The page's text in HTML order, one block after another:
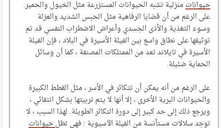
حيوانات منزلية تشبه الحيوانات المستزرعة مثل الخيول والحمير.
على الرغم من أن قضايا الرفاهية مثل الحبس الشديد والعزلة
وسوء التغذية والأذى الجسدي وأعراض الاضطراب النفسي قد تم
توثيقها على نطاق واسع بين الفيلة الأسيرة في البلاد ، فإن الفيلة
الأسيرة في تايلاند تعد من الممتلكات المصنفة ، كما أن وسائل
الحماية ضئيلة.
على الرغم من أنه يمكن أن تتكاثر في الأسر ، مثل القطط الكبيرة
والحيوانات البرية الأخرى ، إلا أنها لا يتم تربيتها بشكل انتقائي ،
ويرجع ذلك إلى حد كبير إلى دورة التكاثر الطويلة. لهذا السبب ، لا
توجد سلالات مستأنسة من الفيلة الآسيوية : فهي تظل حيوانات